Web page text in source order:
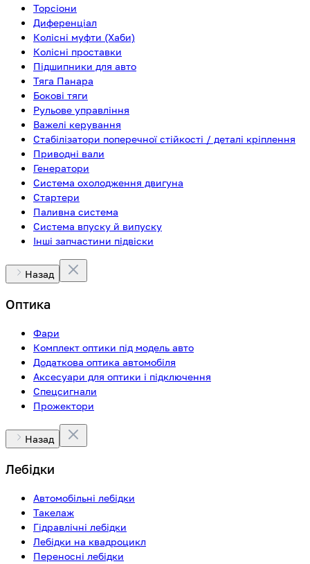
Торсіони
Диференціал
Колісні муфти (Хаби)
Колісні проставки
Підшипники для авто
Тяга Панара
Бокові тяги
Рульове управління
Важелі керування
Стабілізатори поперечної стійкості / деталі кріплення
Приводні вали
Генератори
Система охолодження двигуна
Стартери
Паливна система
Система впуску й випуску
Інші запчастини підвіски
Назад
Оптика
Фари
Комплект оптики під модель авто
Додаткова оптика автомобіля
Аксесуари для оптики і підключення
Спецсигнали
Прожектори
Назад
Лебідки
Автомобільні лебідки
Такелаж
Гідравлічні лебідки
Лебідки на квадроцикл
Переносні лебідки